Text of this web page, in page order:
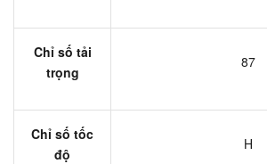
Chỉ số tải
trọng
87
Chỉ số tốc
độ
H